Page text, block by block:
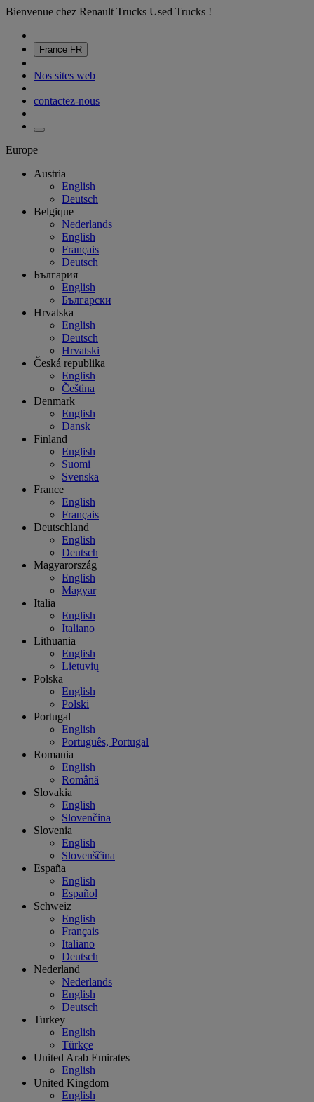
Bienvenue chez Renault Trucks Used Trucks !
France FR
Nos sites web
contactez-nous
Europe
Austria
English
Deutsch
Belgique
Nederlands
English
Français
Deutsch
България
English
Български
Hrvatska
English
Deutsch
Hrvatski
Česká republika
English
Čeština
Denmark
English
Dansk
Finland
English
Suomi
Svenska
France
English
Français
Deutschland
English
Deutsch
Magyarország
English
Magyar
Italia
English
Italiano
Lithuania
English
Lietuvių
Polska
English
Polski
Portugal
English
Português, Portugal
Romania
English
Română
Slovakia
English
Slovenčina
Slovenia
English
Slovenščina
España
English
Español
Schweiz
English
Français
Italiano
Deutsch
Nederland
Nederlands
English
Deutsch
Turkey
English
Türkçe
United Arab Emirates
English
United Kingdom
English